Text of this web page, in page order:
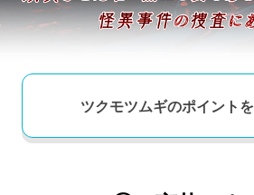
ツクモツムギのポイントを